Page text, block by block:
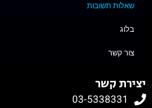
שאלות תשובות
בלוג
צור קשר
יצירת קשר
03-5338331